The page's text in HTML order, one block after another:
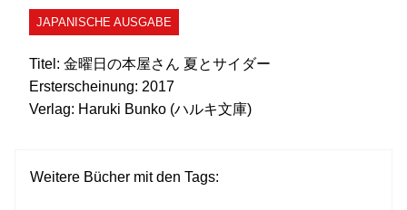
JAPANISCHE AUSGABE
Titel: 金曜日の本屋さん 夏とサイダー
Ersterscheinung: 2017
Verlag: Haruki Bunko (ハルキ文庫)
Weitere Bücher mit den Tags: